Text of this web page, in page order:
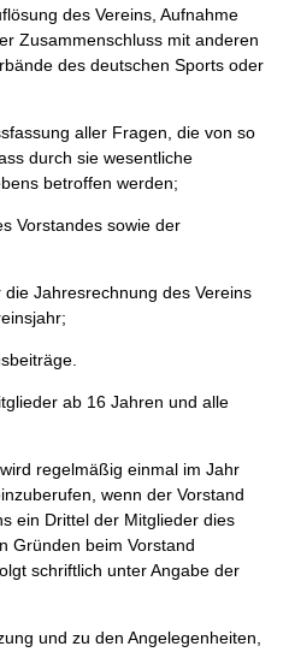
des Vereins, Aufnahme
Zusammenschluss mit anderen
des deutschen Sports oder
aller Fragen, die von so
durch sie wesentliche
betroffen werden;
Vorstandes sowie der
Jahresrechnung des Vereins
ab 16 Jahren und alle
regelmäßig einmal im Jahr
wenn der Vorstand
ein Drittel der Mitglieder dies
Gründen beim Vorstand
schriftlich unter Angabe der
und zu den Angelegenheiten,